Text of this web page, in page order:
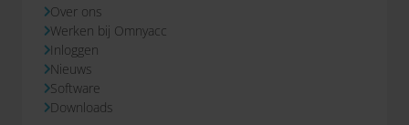
Over ons
Werken bij Omnyacc
Inloggen
Nieuws
Software
Downloads